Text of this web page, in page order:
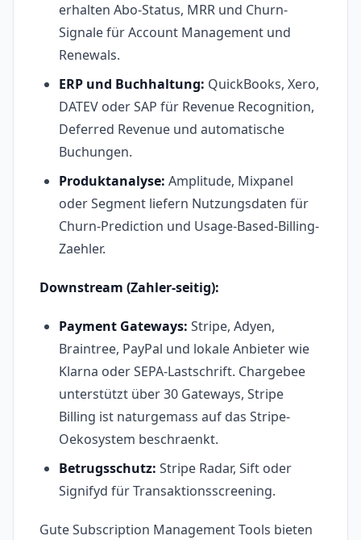
erhalten Abo-Status, MRR und Churn-
Signale für Account Management und
Renewals.
ERP und Buchhaltung: QuickBooks, Xero,
DATEV oder SAP für Revenue Recognition,
Deferred Revenue und automatische
Buchungen.
Produktanalyse: Amplitude, Mixpanel
oder Segment liefern Nutzungsdaten für
Churn-Prediction und Usage-Based-Billing-
Zaehler.
Downstream (Zahler-seitig):
Payment Gateways: Stripe, Adyen,
Braintree, PayPal und lokale Anbieter wie
Klarna oder SEPA-Lastschrift. Chargebee
unterstützt über 30 Gateways, Stripe
Billing ist naturgemass auf das Stripe-
Oekosystem beschraenkt.
Betrugsschutz: Stripe Radar, Sift oder
Signifyd für Transaktionsscreening.
Gute Subscription Management Tools bieten